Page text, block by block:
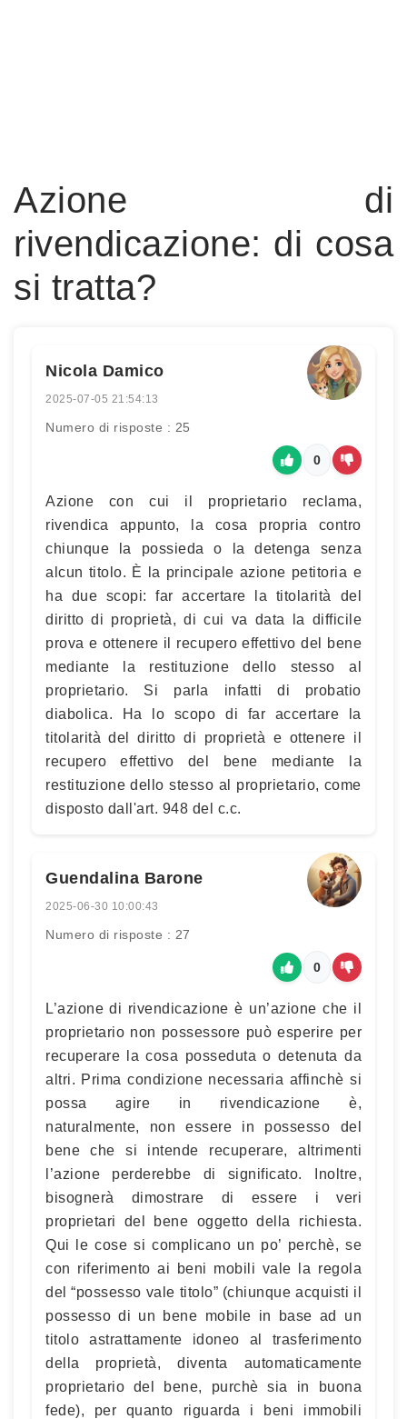
Azione di
rivendicazione: di cosa
si tratta?
Nicola Damico
2025-07-05 21:54:13
Numero di risposte : 25
0
Azione con cui il proprietario reclama,
rivendica appunto, la cosa propria contro
chiunque la possieda o la detenga senza
alcun titolo. È la principale azione petitoria e
ha due scopi: far accertare la titolarità del
diritto di proprietà, di cui va data la difficile
prova e ottenere il recupero effettivo del bene
mediante la restituzione dello stesso al
proprietario. Si parla infatti di probatio
diabolica. Ha lo scopo di far accertare la
titolarità del diritto di proprietà e ottenere il
recupero effettivo del bene mediante la
restituzione dello stesso al proprietario, come
disposto dall'art. 948 del c.c.
Guendalina Barone
2025-06-30 10:00:43
Numero di risposte : 27
0
L’azione di rivendicazione è un’azione che il
proprietario non possessore può esperire per
recuperare la cosa posseduta o detenuta da
altri. Prima condizione necessaria affinchè si
possa agire in rivendicazione è,
naturalmente, non essere in possesso del
bene che si intende recuperare, altrimenti
l’azione perderebbe di significato. Inoltre,
bisognerà dimostrare di essere i veri
proprietari del bene oggetto della richiesta.
Qui le cose si complicano un po’ perchè, se
con riferimento ai beni mobili vale la regola
del “possesso vale titolo” (chiunque acquisti il
possesso di un bene mobile in base ad un
titolo astrattamente idoneo al trasferimento
della proprietà, diventa automaticamente
proprietario del bene, purchè sia in buona
fede), per quanto riguarda i beni immobili